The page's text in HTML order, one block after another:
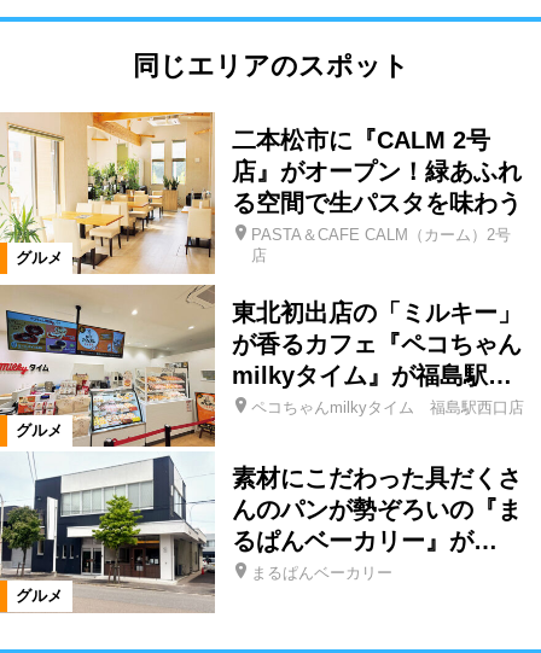
同じエリアのスポット
グルメ
二本松市に『CALM 2号
店』がオープン！緑あふれ
る空間で生パスタを味わう
PASTA＆CAFE CALM（カーム）2号
店
グルメ
東北初出店の「ミルキー」
が香るカフェ『ペコちゃん
milkyタイム』が福島駅…
ペコちゃんmilkyタイム 福島駅西口店
グルメ
素材にこだわった具だくさ
んのパンが勢ぞろいの『ま
るぱんベーカリー』が…
まるぱんベーカリー